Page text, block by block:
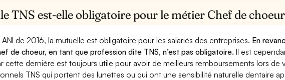
TNS est-elle obligatoire pour le métier Chef de
de 2016, la mutuelle est obligatoire pour les salariés des entreprises. En
de choeur, en tant que profession dite TNS, n’est pas obligatoire.Il est
cette dernière est toujours utile pour avoir de meilleurs remboursements lors de
TNS qui portent des lunettes ou qui ont une sensibilité naturelle dentaire